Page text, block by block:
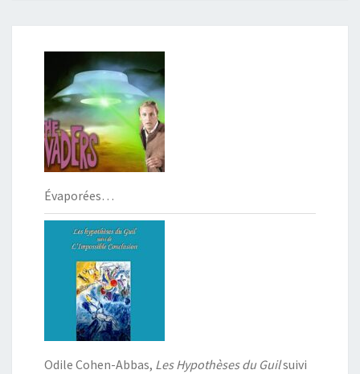
Évaporées…
Odile Cohen-Abbas, Les Hypothèses du Guilsuivi